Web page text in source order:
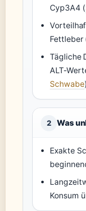
Cyp3A4 (
Fettleber
Tägliche
ALT-
Schwabe)
2 Was
Exakte
Konsum